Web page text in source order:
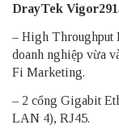
DrayTek
– High Throughput
doanh nghiệp vừa
Fi Marketing.
– 2 cổng Gigabit
LAN 4), RJ45.